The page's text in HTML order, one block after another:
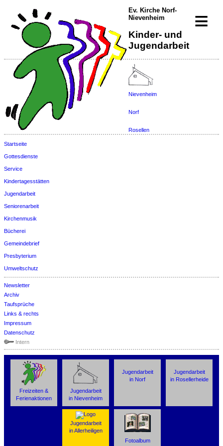
≡
Ev. Kirche Norf-
Nievenheim
Kinder- und
Jugendarbeit
Nievenheim
Norf
Rosellen
Startseite
Gottesdienste
Service
Kindertagesstätten
Jugendarbeit
Seniorenarbeit
Kirchenmusik
Bücherei
Gemeindebrief
Presbyterium
Umweltschutz
Newsletter
Archiv
Taufsprüche
Links & rechts
Impressum
Datenschutz
Intern
Freizeiten &
Ferienaktionen
Jugendarbeit
in Nievenheim
Jugendarbeit
in Norf
Jugendarbeit
in Rosellerheide
Jugendarbeit
in Allerheiligen
Fotoalbum